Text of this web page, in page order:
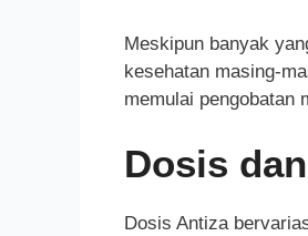
Meskipun banyak
kesehatan masing-
memulai pengobatan
Dosis
Dosis Antiza